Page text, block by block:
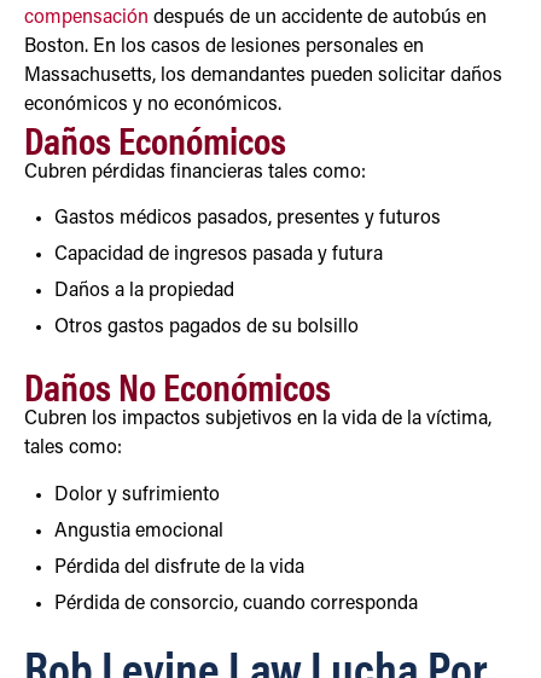
compensación después de un accidente de autobús en
Boston. En los casos de lesiones personales en
Massachusetts, los demandantes pueden solicitar daños
económicos y no económicos.
Daños Económicos
Cubren pérdidas financieras tales como:
Gastos médicos pasados, presentes y futuros
Capacidad de ingresos pasada y futura
Daños a la propiedad
Otros gastos pagados de su bolsillo
Daños No Económicos
Cubren los impactos subjetivos en la vida de la víctima,
tales como:
Dolor y sufrimiento
Angustia emocional
Pérdida del disfrute de la vida
Pérdida de consorcio, cuando corresponda